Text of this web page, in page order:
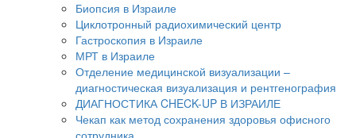
Биопсия в Израиле
Циклотронный радиохимический центр
Гастроскопия в Израиле
МРТ в Израиле
Отделение медицинской визуализации –
диагностическая визуализация и рентгенография
ДИАГНОСТИКА CHECK-UP В ИЗРАИЛЕ
Чекап как метод сохранения здоровья офисного
сотрудника